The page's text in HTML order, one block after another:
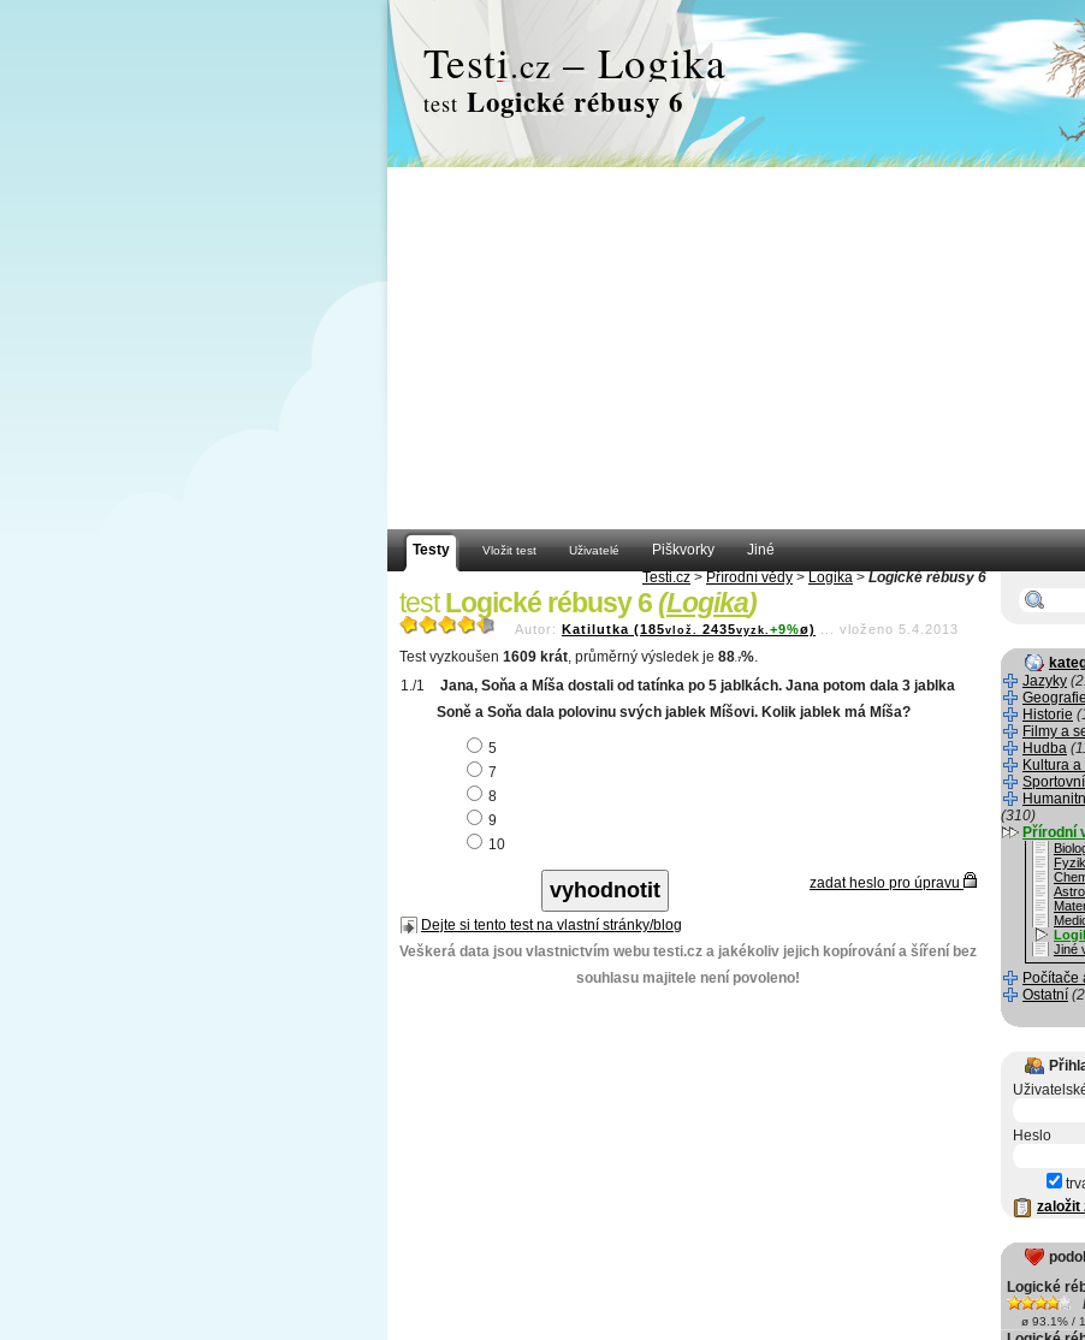
Testi.cz – Logika
test Logické rébusy 6
Testy Vložit test Uživatelé Piškvorky
Jiné
Testi.cz > Přírodní vědy > Logika > Logické rébusy 6
testLogické rébusy 6(Logika)
Autor: Katilutka (185vlož. 2435vyzk. +9%ø) vloženo 5.4.2013
Test vyzkoušen 1609 krát, průměrný výsledek je 88 .7%.
Jana, Soňa a Míša dostali od tatínka po 5 jablkách. Jana potom dala 3 jablka
Soně a Soňa dala polovinu svých jablek Míšovi. Kolik jablek má Míša?
5
7
8
9
10
zadat heslo pro úpravu
Dejte si tento test na vlastní stránky/blog
Veškerá data jsou vlastnictvím webu testi.cz a jakékoliv jejich kopírování a šíření bez
souhlasu majitele není povoleno!
Jazyky
Geografie
Historie
Filmy a
Hudba
Kultura
Sportovní
(310)
Přírodní
Jiné
Počítače
Ostatní
Heslo
založit
Logické
ø 93.1% /